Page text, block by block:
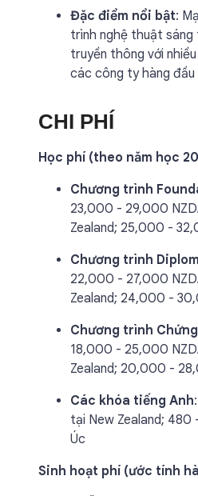
Đặc điểm nổi bật:
trình nghệ thuật
truyền thông với
các công ty hàng đầu
CHI PHÍ
Học phí (theo năm học
Chương trình
23,000 - 29,000
Zealand; 25,000 -
Chương trình
22,000 - 27,000
Zealand; 24,000 -
Chương trình
18,000 - 25,000
Zealand; 20,000 -
Các khóa tiếng Anh
tại New Zealand;
Úc
Sinh hoạt phí (ước tính